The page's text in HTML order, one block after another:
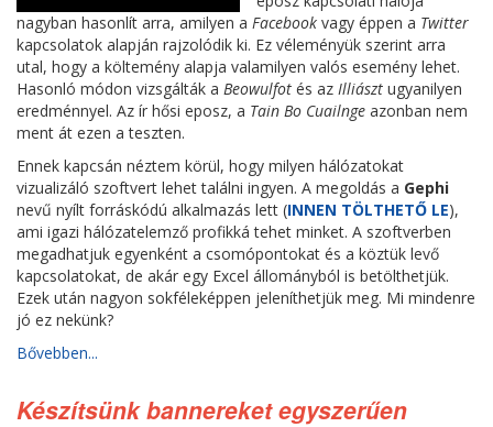
nagyban hasonlít arra, amilyen a Facebook vagy éppen a Twitter
kapcsolatok alapján rajzolódik ki. Ez véleményük szerint arra
utal, hogy a költemény alapja valamilyen valós esemény lehet.
Hasonló módon vizsgálták a Beowulfot és az Illiászt ugyanilyen
eredménnyel. Az ír hősi eposz, a Tain Bo Cuailnge azonban nem
ment át ezen a teszten.
Ennek kapcsán néztem körül, hogy milyen hálózatokat
vizualizáló szoftvert lehet találni ingyen. A megoldás a Gephi
nevű nyílt forráskódú alkalmazás lett (INNEN TÖLTHETŐ LE),
ami igazi hálózatelemző profikká tehet minket. A szoftverben
megadhatjuk egyenként a csomópontokat és a köztük levő
kapcsolatokat, de akár egy Excel állományból is betölthetjük.
Ezek után nagyon sokféleképpen jeleníthetjük meg. Mi mindenre
jó ez nekünk?
Bővebben...
Készítsünk bannereket egyszerűen